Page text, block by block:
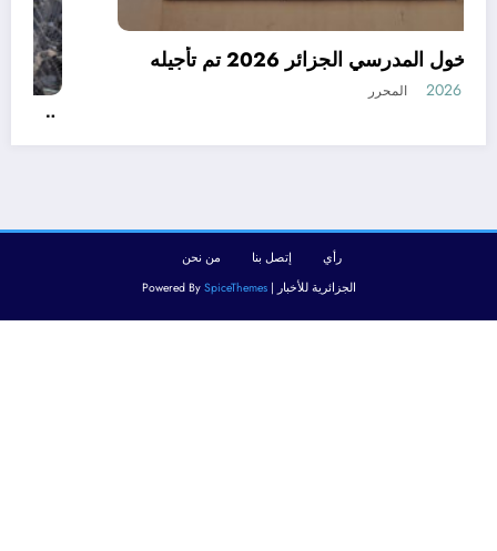
رسميا الدخول المدرسي الجزائر 2026 تم تأجيله
أغسطس 8, 2026
رأي إتصل بنا
من نحن
الجزائرية للأخبار | Powered BySpiceThemes